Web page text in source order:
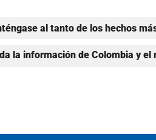
al tanto de los hechos
la información de Colombia y el